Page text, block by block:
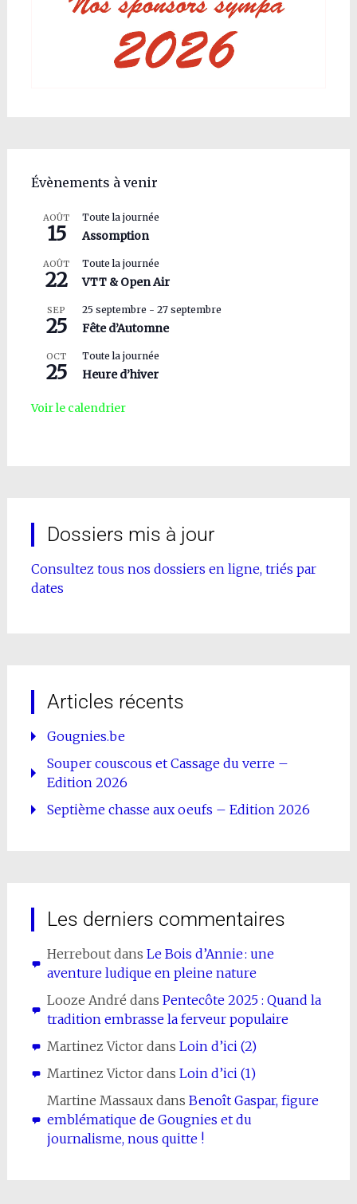
Évènements à venir
AOÛT
15
Toute la journée
Assomption
AOÛT
22
Toute la journée
VTT & Open Air
SEP
25
25 septembre - 27 septembre
Fête d’Automne
OCT
25
Toute la journée
Heure d’hiver
Voir le calendrier
Dossiers mis à jour
Consultez tous nos dossiers en ligne, triés par
dates
Articles récents
Gougnies.be
Souper couscous et Cassage du verre –
Edition 2026
Septième chasse aux oeufs – Edition 2026
Les derniers commentaires
Herreboutdans Le Bois d’Annie : une
aventure ludique en pleine nature
Looze André dans Pentecôte 2025 : Quand la
tradition embrasse la ferveur populaire
Martinez Victordans Loin d’ici (2)
Martinez Victordans Loin d’ici (1)
Martine Massauxdans Benoît Gaspar, figure
emblématique de Gougnies et du
journalisme, nous quitte !